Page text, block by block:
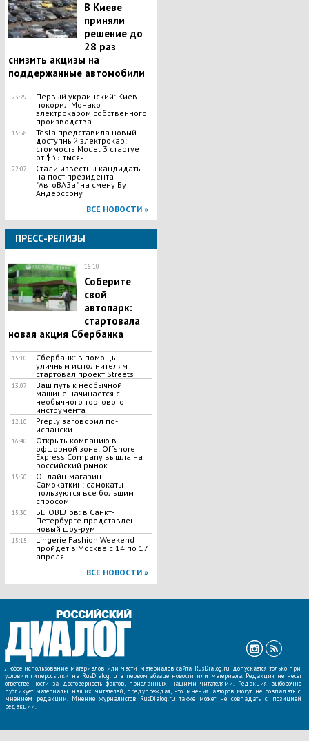
В Киеве
приняли
решение до
28 раз
снизить акцизы на
поддержанные автомобили
23:29
Первый украинский: Киев
покорил Монако
электрокаром собственного
производства
15:58
Tesla представила новый
доступный электрокар:
стоимость Model 3 стартует
от $35 тысяч
22:07
Стали известны кандидаты
на пост президента
"АвтоВАЗа" на смену Бу
Андерссону
ВСЕ НОВОСТИ »
ПРЕСС-РЕЛИЗЫ
16:10
Соберите
свой
автопарк:
стартовала
новая акция Сбербанка
15:10
Сбербанк: в помощь
уличным исполнителям
стартовал проект Streets
13:07
Ваш путь к необычной
машине начинается с
необычного торгового
инструмента
12:10
Preply заговорил по-
испански
16:40
Открыть компанию в
офшорной зоне: Offshore
Express Company вышла на
российский рынок
15:50
Онлайн-магазин
Самокаткин: самокаты
пользуются все большим
спросом
15:30
БЕГОВЕЛов: в Санкт-
Петербурге представлен
новый шоу-рум
15:15
Lingerie Fashion Weekend
пройдет в Москве с 14 по 17
апреля
ВСЕ НОВОСТИ »
Любое использование материалов или части материалов сайта RusDialog.ru допускается только при
условии гиперссылки на RusDialog.ru в первом абзаце новости или материала. Редакция не несет
ответственности за достоверность фактов, присланных нашими читателями. Редакция выборочно
публикует материалы наших читателей, предупреждая, что мнения авторов могут не совпадать с
мнением редакции. Мнение журналистов RusDialog.ru также может не совпадать с позицией
редакции.